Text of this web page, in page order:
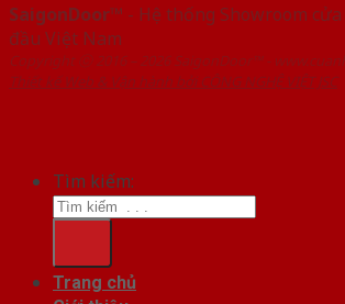
SaigonDoor™ - Hệ thống Showroom
đầu Việt Nam
Copyright ⓒ 2016 – 2026 SaigonDoor™ -
Thiết kế Web & Vận hành bởi CÔNG NGHỆ VIỆT JSC
Tìm kiếm:
Trang chủ